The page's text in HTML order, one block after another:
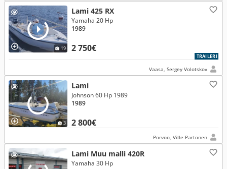
19
Lami 425 RX
2 750€
Yamaha 20 Hp
1989
TRAILERI
Vaasa, Sergey Volotskov
3
Lami
2 800€
Johnson 60 Hp 1989
1989
Porvoo, Ville Partonen
Lami Muu malli 420R
Yamaha 30 Hp